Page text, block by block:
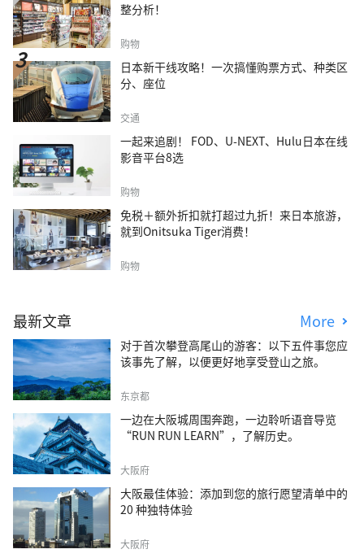
整分析！
购物
日本新干线攻略！一次搞懂购票方式、种类区
分、座位
交通
一起来追剧！ FOD、U-NEXT、Hulu日本在线
影音平台8选
购物
免税＋额外折扣就打超过九折！来日本旅游，
就到Onitsuka Tiger消费！
购物
最新文章 More
对于首次攀登高尾山的游客：以下五件事您应
该事先了解，以便更好地享受登山之旅。
东京都
一边在大阪城周围奔跑，一边聆听语音导览
“RUN RUN LEARN”，了解历史。
大阪府
大阪最佳体验：添加到您的旅行愿望清单中的
20 种独特体验
大阪府